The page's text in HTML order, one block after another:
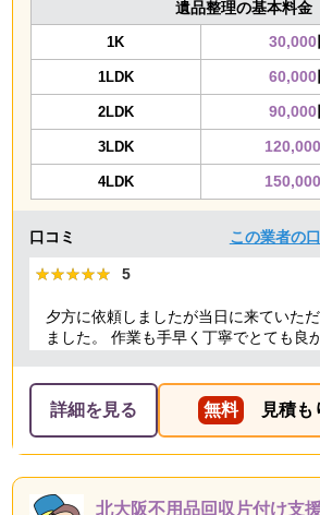
遺品整理の基本料金
1K 30,000
1LDK 60,000
2LDK 90,000
3LDK 120,000
4LDK 150,000
口コミ この業者の
★★★★★
★★★★★ 5
夕方に依頼しましたが当日に来ていた
ました。 作業も手早く丁寧でとても良
ございました。
詳細を見る 無料 見積も